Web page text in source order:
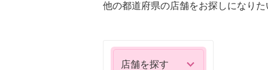
他の都道府県の店舗をお探しになり
店舗を探す